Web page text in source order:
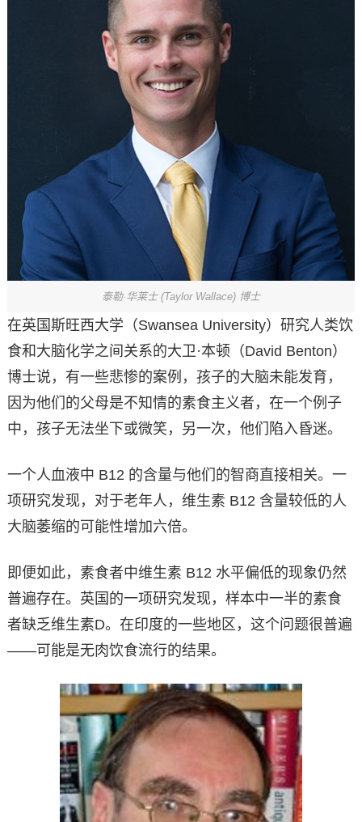
泰勒·华莱士 (Taylor Wallace) 博士
在英国斯旺西大学（Swansea University）研究人类饮
食和大脑化学之间关系的大卫·本顿（David Benton）
博士说，有一些悲惨的案例，孩子的大脑未能发育，
因为他们的父母是不知情的素食主义者，在一个例子
中，孩子无法坐下或微笑，另一次，他们陷入昏迷。
一个人血液中 B12 的含量与他们的智商直接相关。一
项研究发现，对于老年人，维生素 B12 含量较低的人
大脑萎缩的可能性增加六倍。
即便如此，素食者中维生素 B12 水平偏低的现象仍然
普遍存在。英国的一项研究发现，样本中一半的素食
者缺乏维生素D。在印度的一些地区，这个问题很普遍
——可能是无肉饮食流行的结果。